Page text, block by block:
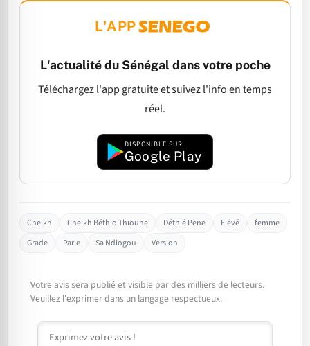
L'APP
L'actualité du Sénégal dans votre poche
Téléchargez l'app gratuite et suivez l'info en temps
réel.
DISPONIBLE SUR
Google Play
Cheikh Cheikh Béthio Thioune Déthié Pène Elévé
femme
Grade
Parle Sa Ndiogou Version
Votre avis sera publié et visible par des milliers de lecteurs.
Veuillez l'exprimer dans un langage respectueux.
Commentaire